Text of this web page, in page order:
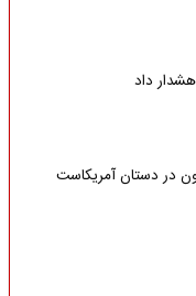
داد
در دستان آمریکاست